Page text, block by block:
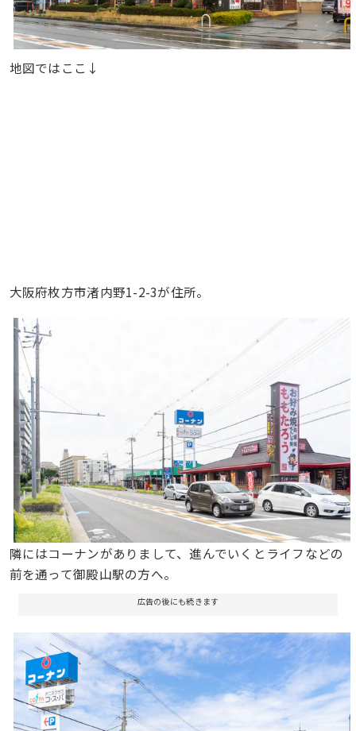
地図ではここ↓
大阪府枚方市渚内野1-2-3が住所。
隣にはコーナンがありまして、進んでいくとライフなどの
前を通って御殿山駅の方へ。
広告の後にも続きます